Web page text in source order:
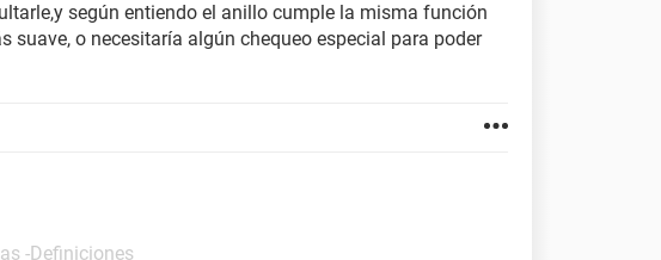
según entiendo el anillo cumple la misma función
suave, o necesitaría algún chequeo especial para poder
-Definiciones